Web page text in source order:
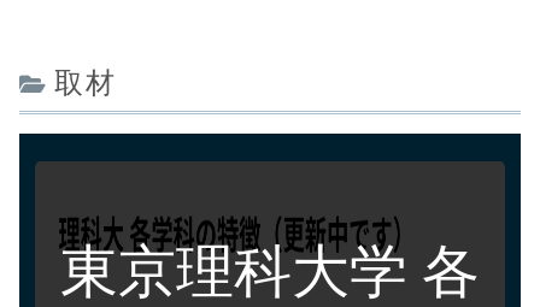
取材
東京理科大学 各